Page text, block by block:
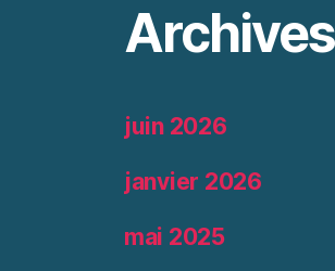
Archives
juin 2026
janvier 2026
mai 2025